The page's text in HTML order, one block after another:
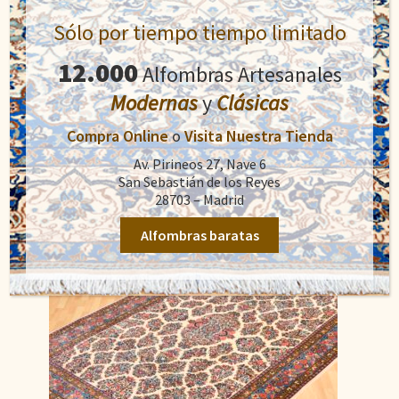
Nain
1.800,00€
El
precio
original
era:
1.800,00€.
1.500,00€El
precio
actual
es:
1.500,00€.
Añadir al carrito
Sólo por tiempo tiempo limitado
12.000Alfombras Artesanales
ModernasyClásicas
Compra OnlineoVisita Nuestra Tienda
Av. Pirineos 27, Nave 6
San Sebastián de los Reyes
28703 – Madrid
Alfombras baratas